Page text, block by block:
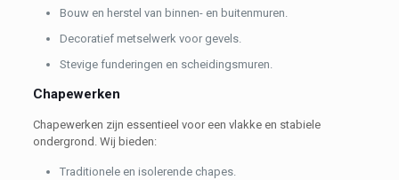
Bouw en herstel van binnen- en buitenmuren.
Decoratief metselwerk voor gevels.
Stevige funderingen en scheidingsmuren.
Chapewerken
Chapewerken zijn essentieel voor een vlakke en stabiele
ondergrond. Wij bieden:
Traditionele en isolerende chapes.